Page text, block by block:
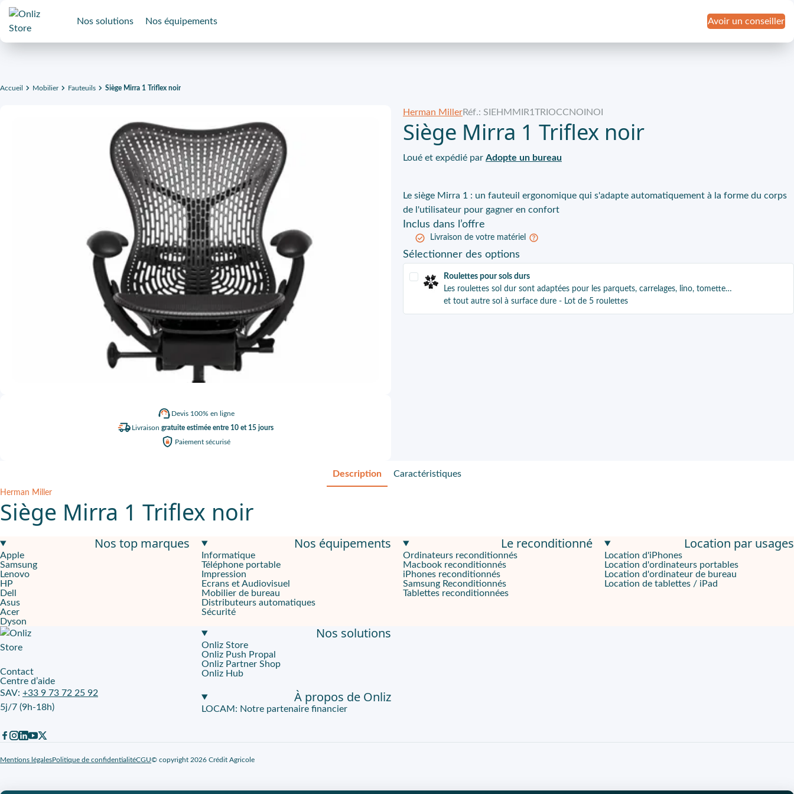
Nos solutions Nos équipements Avoir un conseiller
Accueil Mobilier Fauteuils Siège Mirra 1 Triflex noir
Devis 100% en ligne
Livraison gratuite estimée entre 10 et 15 jours
Paiement sécurisé
Herman MillerRéf.: SIEHMMIR1TRIOCCNOINOI
Siège Mirra 1 Triflex noir
Loué et expédié par Adopte un bureau
Le siège Mirra 1 : un fauteuil ergonomique qui s'adapte automatiquement à la forme du corps
de l'utilisateur pour gagner en confort
Inclus dans l’offre
Livraison de votre matériel
Sélectionner des options
Roulettes pour sols durs
Les roulettes sol dur sont adaptées pour les parquets, carrelages, lino, tomette…
et tout autre sol à surface dure - Lot de 5 roulettes
Description Caractéristiques
Herman Miller
Siège Mirra 1 Triflex noir
Un fauteuil ergonomique qui épouse votre morphologie automatiquement
La chaise Mirra 1 est une chaise de bureau ergonomique populaire d'Herman Miller. Elle est conçue pour offrir confort et soutien lorsque l'utilisateur est assis pendant de longues heures,
Conçu pour améliorer le bien-être au travail
Ce siège offre un confort optimal pour votre dos grâce au contour PostureFit, qui procure un soutien supplémentaire dans la région lombaire, garantissant une posture plus adaptée pour
Le leasing + le reconditionné : un duo gagnant pour votre budget et la planète
Ce siège Mirra 1 est un modèle reconditionné. Cette alternative vous permet de profiter d'un appareil en excellent état, puisqu'il a été minutieusement inspecté pour garantir un
Nos top marques
Apple
Samsung
Lenovo
HP
Dell
Asus
Acer
Dyson
Nos équipements
Informatique
Téléphone portable
Impression
Ecrans et Audiovisuel
Mobilier de bureau
Distributeurs automatiques
Sécurité
Le reconditionné
Ordinateurs reconditionnés
Macbook reconditionnés
iPhones reconditionnés
Samsung Reconditionnés
Tablettes reconditionnées
Location par usages
Location d'iPhones
Location d'ordinateurs portables
Location d'ordinateur de bureau
Location de tablettes / iPad
Contact
Centre d’aide
SAV: +33 9 73 72 25 92
5j/7 (9h-18h)
Nos solutions
Onliz Store
Onliz Push Propal
Onliz Partner Shop
Onliz Hub
À propos de Onliz
LOCAM: Notre partenaire financier
Mentions légalesPolitique de confidentialitéCGU© copyright 2026 Crédit Agricole